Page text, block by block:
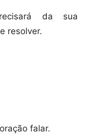
da sua
resolver.
falar.